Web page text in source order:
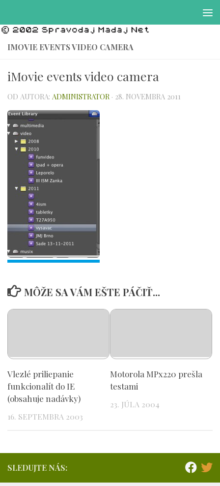
IMOVIE EVENTS VIDEO CAMERA
iMovie events video camera
OD AUTORA: ADMINISTRATOR · 28. NOVEMBRA 2011
MÔŽE SA VÁM EŠTE PÁČIŤ...
Vlezlé priliepanie
funkcionalít do IE
(obsahuje nadávky)
16. SEPTEMBRA 2003
Motorola MPx220 prešla
testami
23. JÚLA 2004
SLEDUJTE NÁS: